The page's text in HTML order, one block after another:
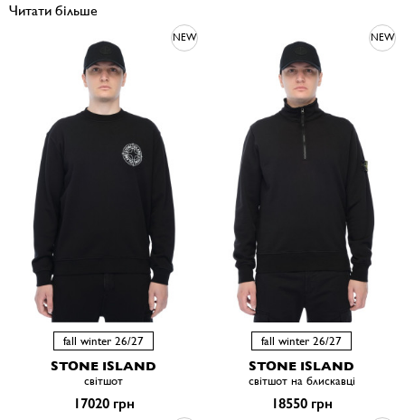
Читати більше
NEW
fall winter 26/27
STONE ISLAND
світшот
17020 грн
NEW
fall winter 26/27
STONE ISLAND
світшот на блискавці
18550 грн